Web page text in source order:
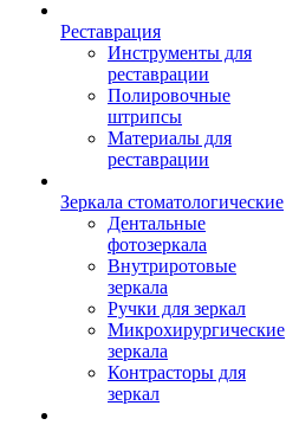
Реставрация
Инструменты для
реставрации
Полировочные
штрипсы
Материалы для
реставрации
Зеркала стоматологические
Дентальные
фотозеркала
Внутриротовые
зеркала
Ручки для зеркал
Микрохирургические
зеркала
Контрасторы для
зеркал